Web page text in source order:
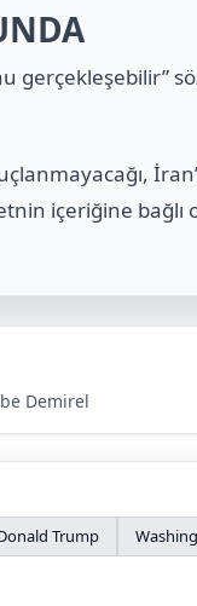
gerçekleşebilir”
içeriğine bağlı
Demirel
Trump